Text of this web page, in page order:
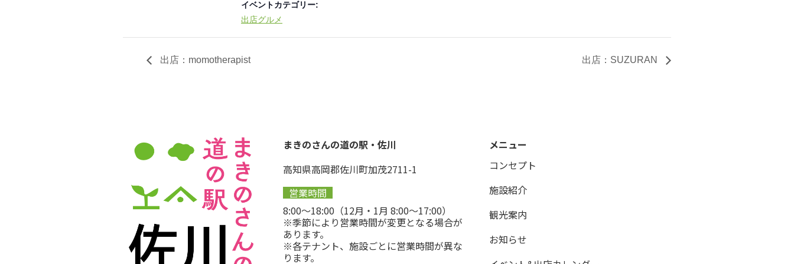
イベントカテゴリー:
出店グルメ
出店：momotherapist 出店：SUZURAN
まきのさんの道の駅・佐川
高知県高岡郡佐川町加茂2711-1
営業時間
8:00〜18:00（12月・1月 8:00〜17:00）
※季節により営業時間が変更となる場合が
あります。
※各テナント、施設ごとに営業時間が異な
ります。
メニュー
コンセプト
施設紹介
観光案内
お知らせ